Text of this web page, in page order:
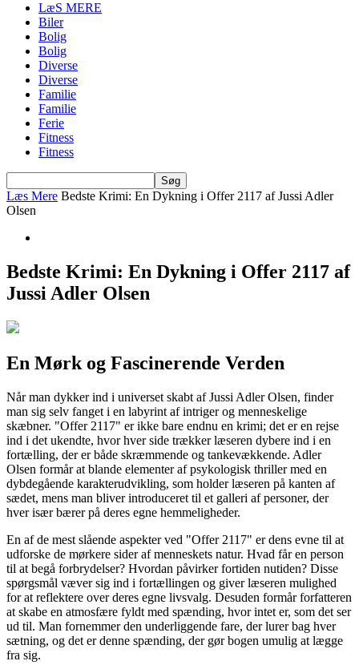
LæS MERE
Biler
Bolig
Bolig
Diverse
Diverse
Familie
Familie
Ferie
Fitness
Fitness
Læs Mere Bedste Krimi: En Dykning i Offer 2117 af Jussi Adler
Olsen
Bedste Krimi: En Dykning i Offer 2117 af
Jussi Adler Olsen
En Mørk og Fascinerende Verden
Når man dykker ind i universet skabt af Jussi Adler Olsen, finder
man sig selv fanget i en labyrint af intriger og menneskelige
skæbner. "Offer 2117" er ikke bare endnu en krimi; det er en rejse
ind i det ukendte, hvor hver side trækker læseren dybere ind i en
fortælling, der er både skræmmende og tankevækkende. Adler
Olsen formår at blande elementer af psykologisk thriller med en
dybdegående karakterudvikling, som holder læseren på kanten af
sædet, mens man bliver introduceret til et galleri af personer, der
hver især bærer på deres egne hemmeligheder.
En af de mest slående aspekter ved "Offer 2117" er dens evne til at
udforske de mørkere sider af menneskets natur. Hvad får en person
til at begå forbrydelser? Hvordan påvirker fortiden nutiden? Disse
spørgsmål væver sig ind i fortællingen og giver læseren mulighed
for at reflektere over deres egne livsvalg. Desuden formår forfatteren
at skabe en atmosfære fyldt med spænding, hvor intet er, som det ser
ud til. Man fornemmer den underliggende fare, der lurer bag hver
sætning, og det er denne spænding, der gør bogen umulig at lægge
fra sig.